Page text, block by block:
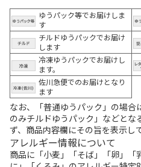
ゆうパック等でお届けしま
す
チルドゆうパックでお届け
します
冷凍ゆうパックでお届けし
ます。
佐川急便でのお届けとなり
ます
なお、「普通ゆうパック」の場
のみチルドゆうパック」などとな
ず、商品内容欄にその旨を表示し
アレルギー情報について
商品に「小麦」「そば」「卵」「